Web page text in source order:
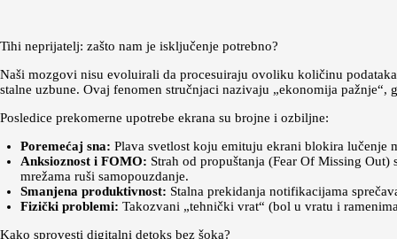
Tihi neprijatelj: zašto nam je isključenje potrebno?
Naši mozgovi nisu evoluirali da procesuiraju ovoliku količinu
stalne uzbune. Ovaj fenomen stručnjaci nazivaju „ekonomija
Posledice prekomerne upotrebe ekrana su brojne i ozbiljne:
Poremećaj sna: Plava svetlost koju emituju ekrani blokira lučenje
Anksioznost i FOMO: Strah od propuštanja (Fear Of Missing
mrežama ruši samopouzdanje.
Smanjena produktivnost: Stalna prekidanja notifikacijama
Fizički problemi: Takozvani „tehnički vrat“ (bol u vratu i
Kako sprovesti digitalni detoks bez šoka?